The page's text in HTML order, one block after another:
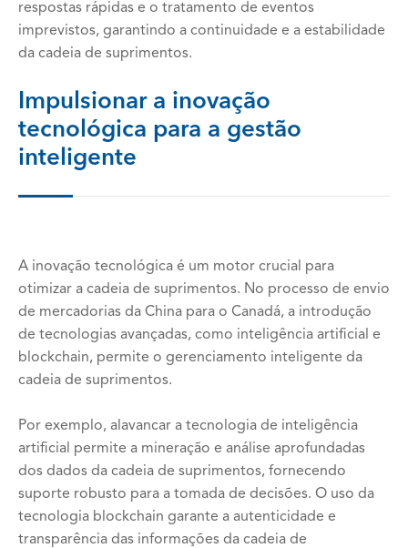
respostas rápidas e o tratamento de eventos
imprevistos, garantindo a continuidade e a estabilidade
da cadeia de suprimentos.
Impulsionar a inovação
tecnológica para a gestão
inteligente
A inovação tecnológica é um motor crucial para
otimizar a cadeia de suprimentos. No processo de envio
de mercadorias da China para o Canadá, a introdução
de tecnologias avançadas, como inteligência artificial e
blockchain, permite o gerenciamento inteligente da
cadeia de suprimentos.
Por exemplo, alavancar a tecnologia de inteligência
artificial permite a mineração e análise aprofundadas
dos dados da cadeia de suprimentos, fornecendo
suporte robusto para a tomada de decisões. O uso da
tecnologia blockchain garante a autenticidade e
transparência das informações da cadeia de